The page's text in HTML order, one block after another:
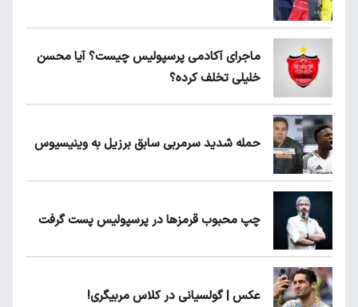
ماجرای آکادمی پرسپولیس چیست؟ آیا محسن
خلیلی تخلف کرده؟
حمله شدید سرمربی سابق برزیل به وینیسیوس
چپ محبوب قرمزها در پرسپولیس پست گرفت
عکس | گولسیانی در کلاس مربیگری!